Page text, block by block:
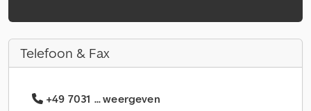
Telefoon & Fax
+49 7031 ... weergeven